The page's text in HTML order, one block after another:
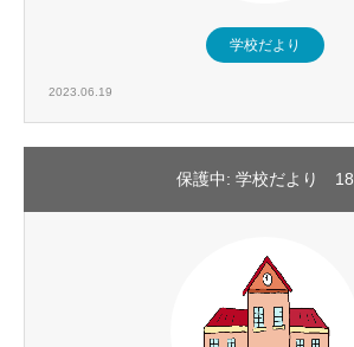
学校だより
2023.06.19
保護中: 学校だより 18